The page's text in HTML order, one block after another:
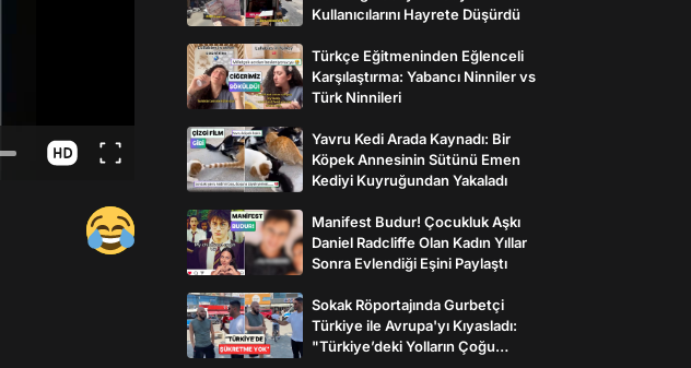
Kullanıcılarını Hayrete Düşürdü
Türkçe Eğitmeninden Eğlenceli
Karşılaştırma: Yabancı Ninniler vs
Türk Ninnileri
Yavru Kedi Arada Kaynadı: Bir
Köpek Annesinin Sütünü Emen
Kediyi Kuyruğundan Yakaladı
Manifest Budur! Çocukluk Aşkı
Daniel Radcliffe Olan Kadın Yıllar
Sonra Evlendiği Eşini Paylaştı
Sokak Röportajında Gurbetçi
Türkiye ile Avrupa'yı Kıyasladı:
"Türkiye’deki Yolların Çoğu